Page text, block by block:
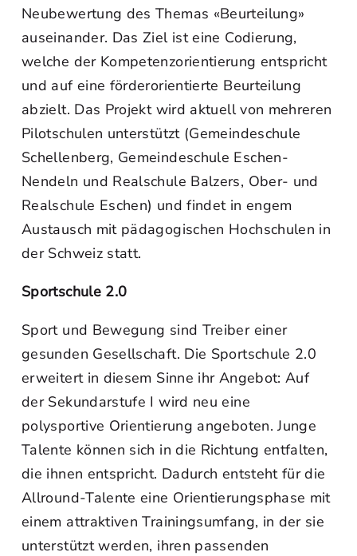
Neubewertung des Themas «Beurteilung»
auseinander. Das Ziel ist eine Codierung,
welche der Kompetenzorientierung entspricht
und auf eine förderorientierte Beurteilung
abzielt. Das Projekt wird aktuell von mehreren
Pilotschulen unterstützt (Gemeindeschule
Schellenberg, Gemeindeschule Eschen-
Nendeln und Realschule Balzers, Ober- und
Realschule Eschen) und findet in engem
Austausch mit pädagogischen Hochschulen in
der Schweiz statt.
Sportschule 2.0
Sport und Bewegung sind Treiber einer
gesunden Gesellschaft. Die Sportschule 2.0
erweitert in diesem Sinne ihr Angebot: Auf
der Sekundarstufe I wird neu eine
polysportive Orientierung angeboten. Junge
Talente können sich in die Richtung entfalten,
die ihnen entspricht. Dadurch entsteht für die
Allround-Talente eine Orientierungsphase mit
einem attraktiven Trainingsumfang, in der sie
unterstützt werden, ihren passenden